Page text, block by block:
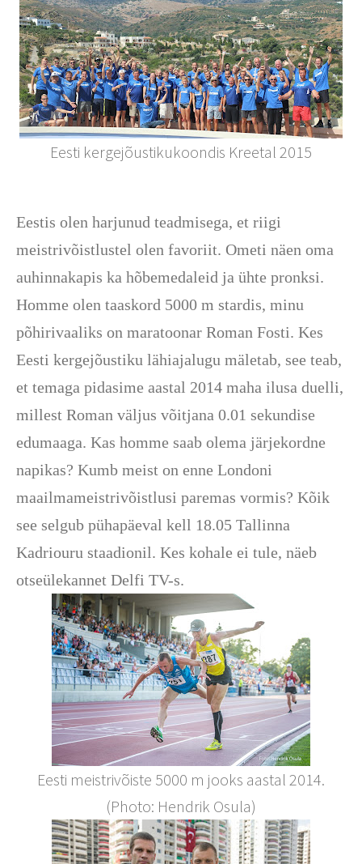
Eesti kergejõustikukoondis Kreetal 2015
Eestis olen harjunud teadmisega, et riigi
meistrivõistlustel olen favoriit. Ometi näen oma
auhinnakapis ka hõbemedaleid ja ühte pronksi.
Homme olen taaskord 5000 m stardis, minu
põhirivaaliks on maratoonar Roman Fosti. Kes
Eesti kergejõustiku lähiajalugu mäletab, see teab,
et temaga pidasime aastal 2014 maha ilusa duelli,
millest Roman väljus võitjana 0.01 sekundise
edumaaga. Kas homme saab olema järjekordne
napikas? Kumb meist on enne Londoni
maailmameistrivõistlusi paremas vormis? Kõik
see selgub pühapäeval kell 18.05 Tallinna
Kadriouru staadionil. Kes kohale ei tule, näeb
otseülekannet Delfi TV-s.
Eesti meistrivõiste 5000 m jooks aastal 2014.
(Photo: Hendrik Osula)